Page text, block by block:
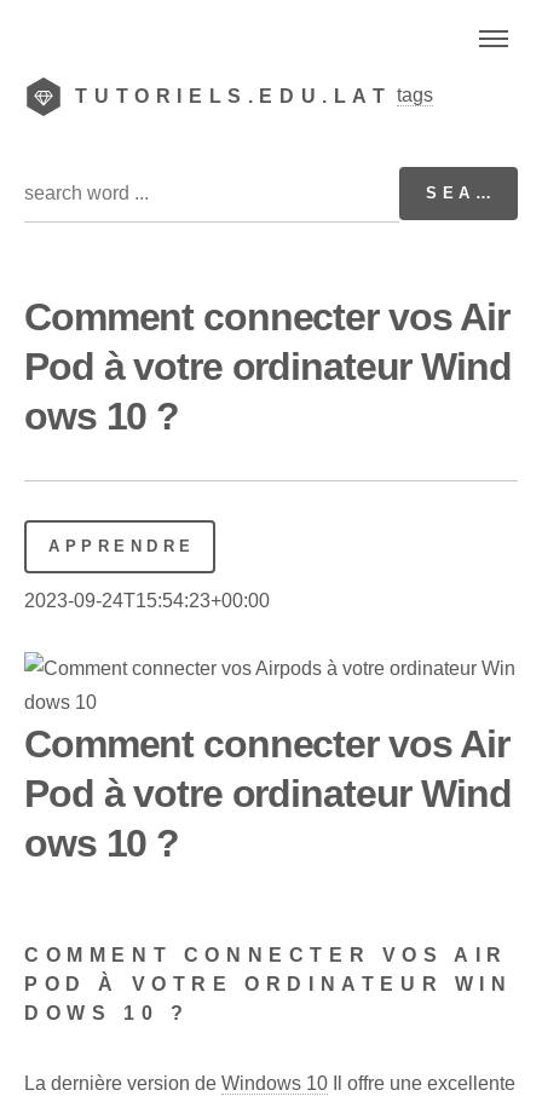
TUTORIELS.EDU.LAT tags
Comment connecter vos Air
Pod à votre ordinateur Wind
ows 10 ?
APPRENDRE
2023-09-24T15:54:23+00:00
Comment connecter vos Air
Pod à votre ordinateur Wind
ows 10 ?
COMMENT CONNECTER VOS AIR
POD À VOTRE ORDINATEUR WIN
DOWS 10 ?
La dernière version de Windows 10 Il offre une excellente